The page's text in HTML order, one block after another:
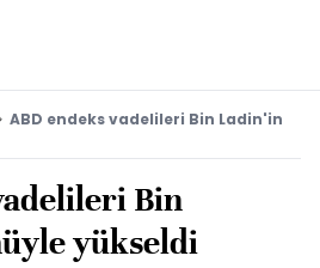
ABD endeks vadelileri Bin Ladin'in
Bin
yükseldi